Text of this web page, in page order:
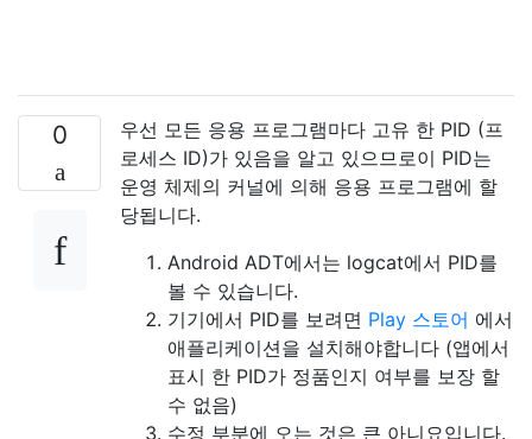
0
우선 모든 응용 프로그램마다 고유 한 PID (프
로세스 ID)가 있음을 알고 있으므로이 PID는
운영 체제의 커널에 의해 응용 프로그램에 할
당됩니다.
Android ADT에서는 logcat에서 PID를
볼 수 있습니다.
기기에서 PID를 보려면 Play 스토어 에서
애플리케이션을 설치해야합니다 (앱에서
표시 한 PID가 정품인지 여부를 보장 할
수 없음)
수정 부분에 오는 것은 큰 아니요입니다.